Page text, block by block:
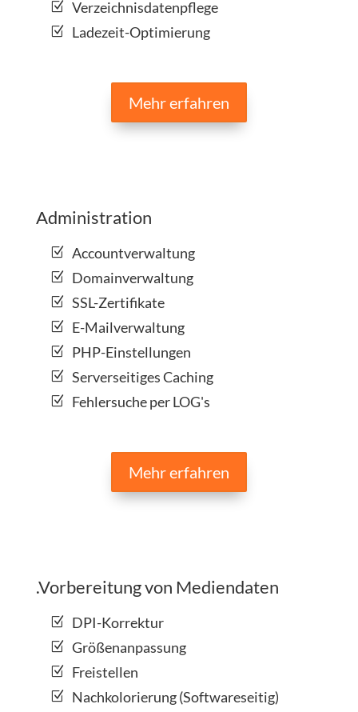
Verzeichnisdatenpflege
Ladezeit-Optimierung
Mehr erfahren
Administration
Accountverwaltung
Domainverwaltung
SSL-Zertifikate
E-Mailverwaltung
PHP-Einstellungen
Serverseitiges Caching
Fehlersuche per LOG's
Mehr erfahren
.Vorbereitung von Mediendaten
DPI-Korrektur
Größenanpassung
Freistellen
Nachkolorierung (Softwareseitig)